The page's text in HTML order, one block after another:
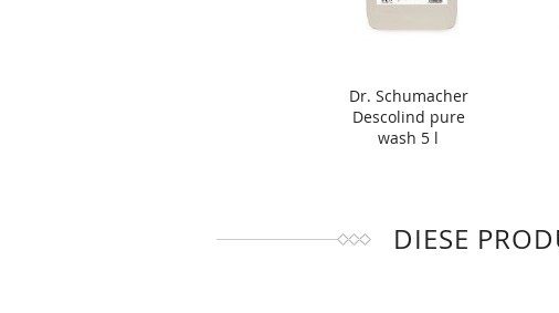
Dr. Schumacher
Descolind pure
wash 5 l
DIESE